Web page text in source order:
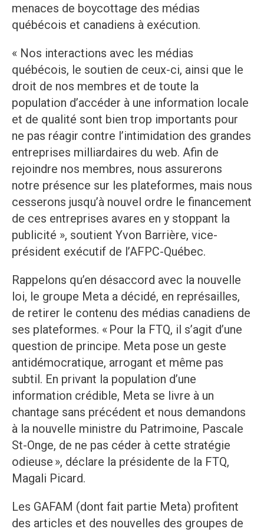
menaces de boycottage des médias
québécois et canadiens à exécution.
« Nos interactions avec les médias
québécois, le soutien de ceux-ci, ainsi que le
droit de nos membres et de toute la
population d’accéder à une information locale
et de qualité sont bien trop importants pour
ne pas réagir contre l’intimidation des grandes
entreprises milliardaires du web. Afin de
rejoindre nos membres, nous assurerons
notre présence sur les plateformes, mais nous
cesserons jusqu’à nouvel ordre le financement
de ces entreprises avares en y stoppant la
publicité », soutient Yvon Barrière, vice-
président exécutif de l’AFPC-Québec.
Rappelons qu’en désaccord avec la nouvelle
loi, le groupe Meta a décidé, en représailles,
de retirer le contenu des médias canadiens de
ses plateformes. « Pour la FTQ, il s’agit d’une
question de principe. Meta pose un geste
antidémocratique, arrogant et même pas
subtil. En privant la population d’une
information crédible, Meta se livre à un
chantage sans précédent et nous demandons
à la nouvelle ministre du Patrimoine, Pascale
St-Onge, de ne pas céder à cette stratégie
odieuse », déclare la présidente de la FTQ,
Magali Picard.
Les GAFAM (dont fait partie Meta) profitent
des articles et des nouvelles des groupes de